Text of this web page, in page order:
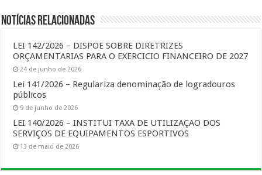
Notícias Relacionadas
LEI 142/2026 – DISPOE SOBRE DIRETRIZES
ORÇAMENTARIAS PARA O EXERCICIO FINANCEIRO DE 2027
24 de junho de 2026
Lei 141/2026 – Regulariza denominação de logradouros
públicos
9 de junho de 2026
LEI 140/2026 – INSTITUI TAXA DE UTILIZAÇAO DOS
SERVIÇOS DE EQUIPAMENTOS ESPORTIVOS
13 de maio de 2026